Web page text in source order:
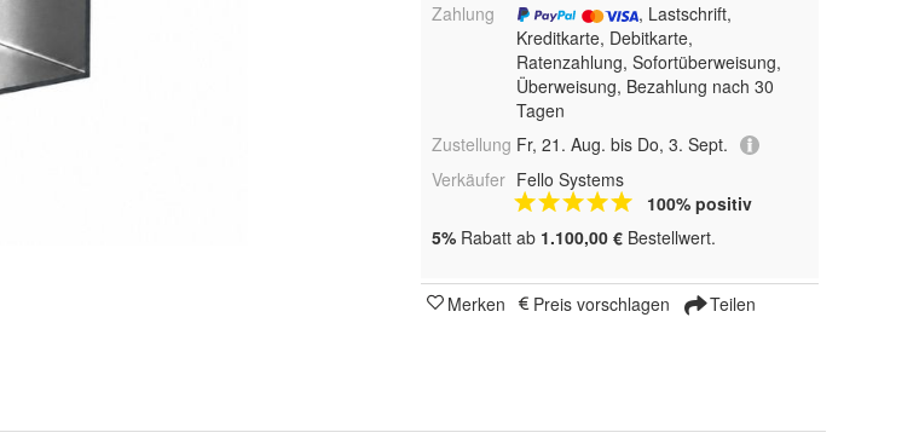
Zahlung
, Lastschrift,
Kreditkarte, Debitkarte,
Ratenzahlung, Sofortüberweisung,
Überweisung, Bezahlung nach 30
Tagen
Zustellung Fr, 21. Aug. bis Do, 3. Sept.
Verkäufer Fello Systems
100% positiv
5% Rabatt ab 1.100,00 € Bestellwert.
Merken Preis vorschlagen Teilen